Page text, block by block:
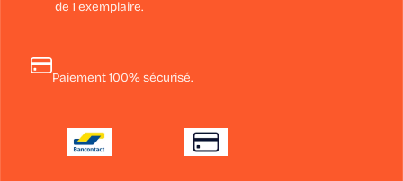
de 1 exemplaire.
Paiement 100% sécurisé.